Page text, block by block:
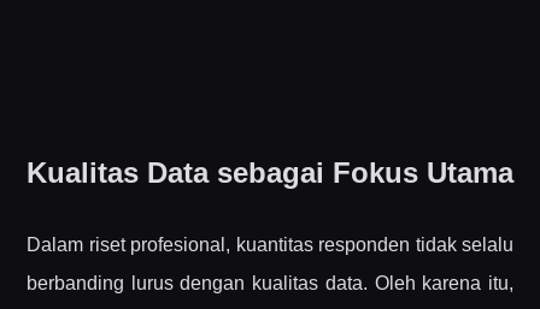
Kualitas Data sebagai Fokus Utama
Dalam riset profesional, kuantitas responden tidak selalu
berbanding lurus dengan kualitas data. Oleh karena itu,